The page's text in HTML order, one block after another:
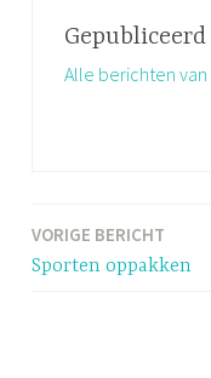
R
I
Alle berichten
Bericht
navigatie
VORIGE BERICHT
Sporten oppakken